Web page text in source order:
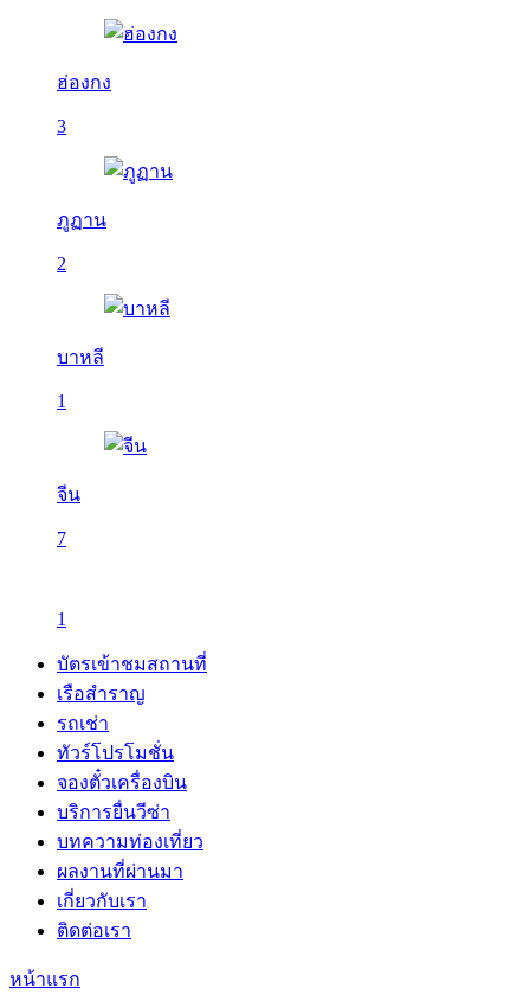
ฮ่องกง
3
ภูฏาน
2
บาหลี
1
จีน
7
1
บัตรเข้าชมสถานที่
เรือสำราญ
รถเช่า
ทัวร์โปรโมชั่น
จองตั๋วเครื่องบิน
บริการยื่นวีซ่า
บทความท่องเที่ยว
ผลงานที่ผ่านมา
เกี่ยวกับเรา
ติดต่อเรา
หน้าแรก